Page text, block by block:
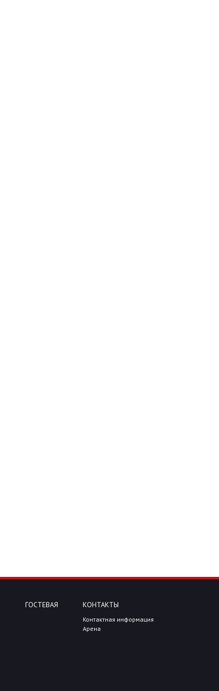
ГОСТЕВАЯ КОНТАКТЫ
Контактная информация
Арена